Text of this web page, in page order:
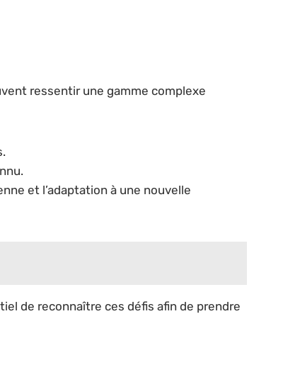
ressentir une gamme complexe
et l’adaptation à une nouvelle
de reconnaître ces défis afin de prendre